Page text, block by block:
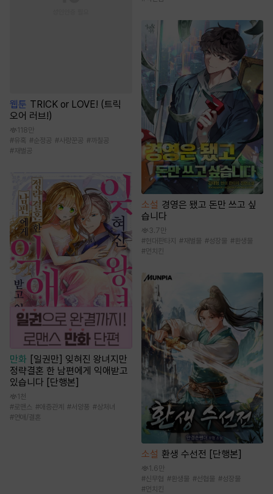
웹툰 TRICK or LOVE! (트릭
오어 러브!)
118만
#유혹 #순정공 #사랑꾼공 #까칠공
# 재벌공
만화 [일권만] 잊혀진 왕녀지만
정략결혼 한 남편에게 익애받고
있습니다 [단행본]
1천
#로맨스 #애증관계 #서양풍 #상처녀
#연애/결혼
소설 경영은 됐고 돈만 쓰고 싶
습니다
3.7만
#현대판타지 #재벌물 #성장물 #환생물
#먼치킨
소설 환생 수선전 [단행본]
1.6만
#신무협 #환생물 #선협물 #성장물
#먼치킨